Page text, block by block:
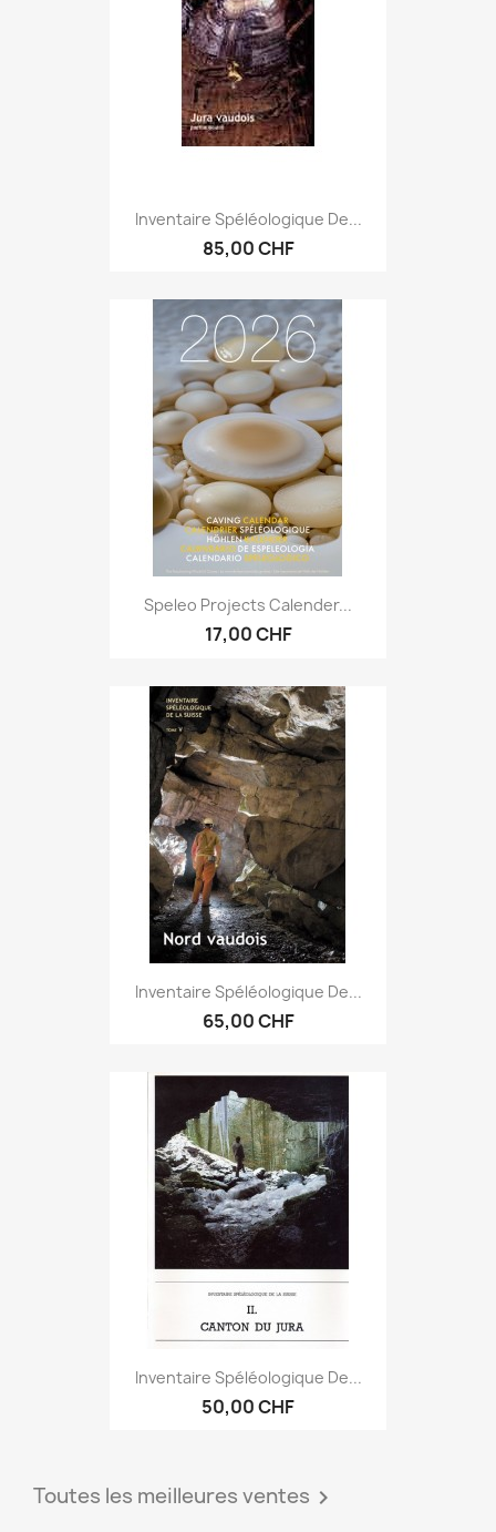
Inventaire Spéléologique De...
85,00 CHF
Speleo Projects Calender...
17,00 CHF
Inventaire Spéléologique De...
65,00 CHF
Inventaire Spéléologique De...
50,00 CHF
Toutes les meilleures ventes 